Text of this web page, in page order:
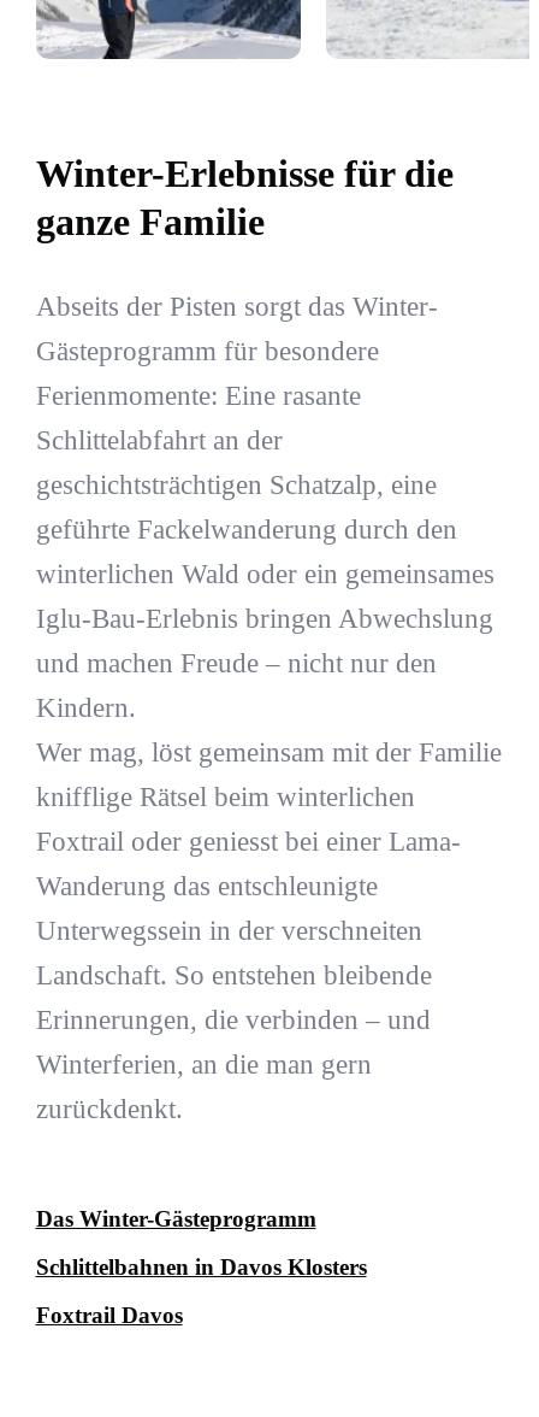
Winter-Erlebnisse für die
ganze Familie
Abseits der Pisten sorgt das Winter-
Gästeprogramm für besondere
Ferienmomente: Eine rasante
Schlittelabfahrt an der
geschichtsträchtigen Schatzalp, eine
geführte Fackelwanderung durch den
winterlichen Wald oder ein gemeinsames
Iglu-Bau-Erlebnis bringen Abwechslung
und machen Freude – nicht nur den
Kindern.
Wer mag, löst gemeinsam mit der Familie
knifflige Rätsel beim winterlichen
Foxtrail oder geniesst bei einer Lama-
Wanderung das entschleunigte
Unterwegssein in der verschneiten
Landschaft. So entstehen bleibende
Erinnerungen, die verbinden – und
Winterferien, an die man gern
zurückdenkt.
Das Winter-Gästeprogramm
Schlittelbahnen in Davos Klosters
Foxtrail Davos